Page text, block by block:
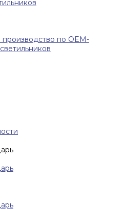
по OEM-